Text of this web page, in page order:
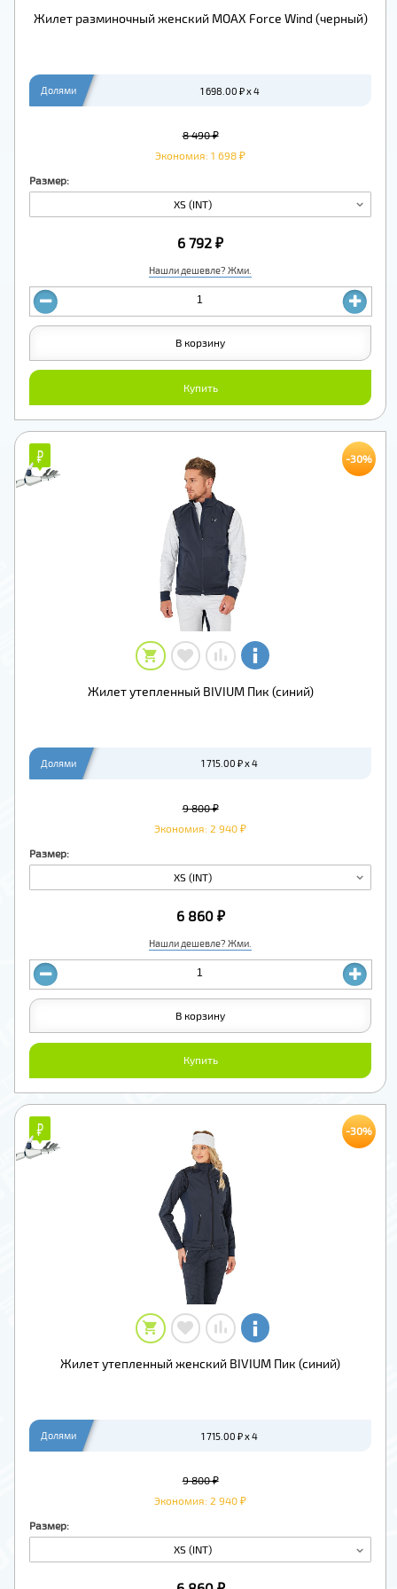
Жилет разминочный женский MOAX Force Wind (черный)
Долями 1 698.00 ₽ x 4
Размер:
XS (INT)
8 490 ₽
Экономия: 1 698 ₽
Нашли дешевле? Жми.
6 792 ₽
Купить
В корзину
₽
₽
Жилет утепленный BIVIUM Пик (синий)
Долями 1 715.00 ₽ x 4
Размер:
XS (INT)
9 800 ₽
Экономия: 2 940 ₽
Нашли дешевле? Жми.
6 860 ₽
Купить
В корзину
-30%
₽
₽
Жилет утепленный женский BIVIUM Пик (синий)
Долями 1 715.00 ₽ x 4
Размер:
XS (INT)
9 800 ₽
Экономия: 2 940 ₽
-30%